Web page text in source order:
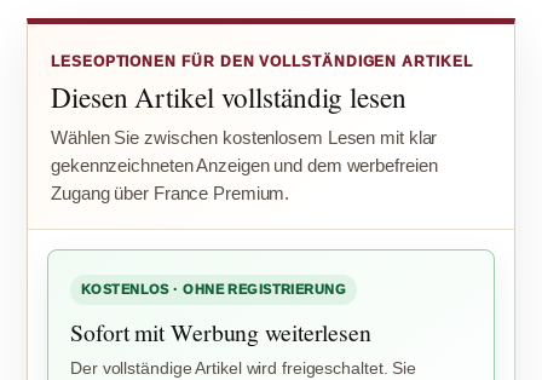
LESEOPTIONEN FÜR DEN VOLLSTÄNDIGEN ARTIKEL
Diesen Artikel vollständig lesen
Wählen Sie zwischen kostenlosem Lesen mit klar
gekennzeichneten Anzeigen und dem werbefreien
Zugang über France Premium.
KOSTENLOS · OHNE REGISTRIERUNG
Sofort mit Werbung weiterlesen
Der vollständige Artikel wird freigeschaltet. Sie